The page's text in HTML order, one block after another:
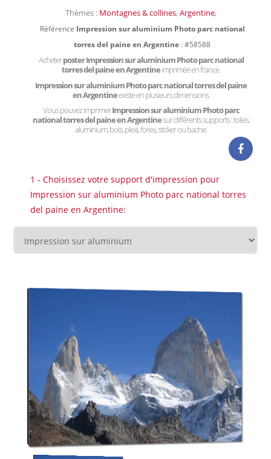
Thèmes : Montagnes & collines, Argentine,
Référence Impression sur aluminium Photo parc national
torres del paine en Argentine : #58588
Acheterposter Impression sur aluminium Photo parc national
torres del paine en Argentineimprimée en france.
Impression sur aluminium Photo parc national torres del paine
en Argentineexiste en plusieurs dimensions.
Vous pouvez imprimerImpression sur aluminium Photo parc
national torres del paine en Argentinesur différents supports : toiles,
aluminium, bois, plexi, forex, sticker ou bache.
1 - Choisissez votre support d'impression pour
Impression sur aluminium Photo parc national torres
del paine en Argentine: